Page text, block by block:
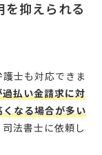
を抑えられる
士も対応できま
払い金請求に対
なる場合が多い
法書士に依頼し